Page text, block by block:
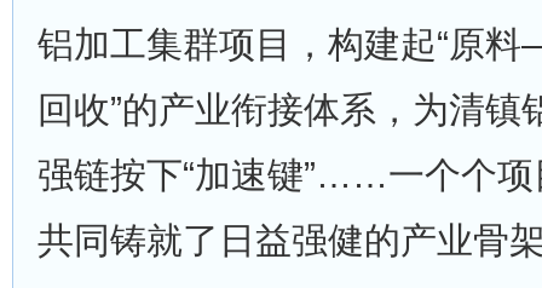
铝加工集群项目，构建起“原
回收”的产业衔接体系，为清镇
强链按下“加速键”……一个个项
共同铸就了日益强健的产业骨